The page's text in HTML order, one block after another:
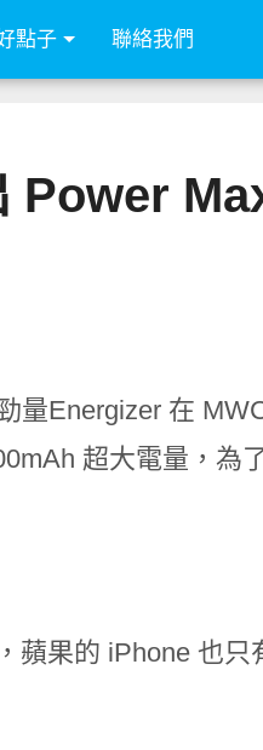
點子 聯絡我們
Power
量Energizer 在
超大電量，為
果的 iPhone 也只